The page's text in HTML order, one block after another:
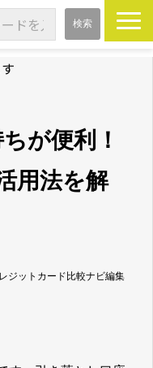
が便利！
用法を解
ジットカード比較ナビ編集